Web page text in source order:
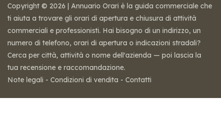
Copyright © 2026 | Annuario Orari è la guida commerciale che
ti aiuta a trovare gli orari di apertura e chiusura di attività
commerciali e professionisti. Hai bisogno di un indirizzo, un
numero di telefono, orari di apertura o indicazioni stradali?
Cerca per città, attività o nome dell'azienda — poi lascia la
tua recensione e raccomandazione.
Note legali - Condizioni di vendita - Contatti